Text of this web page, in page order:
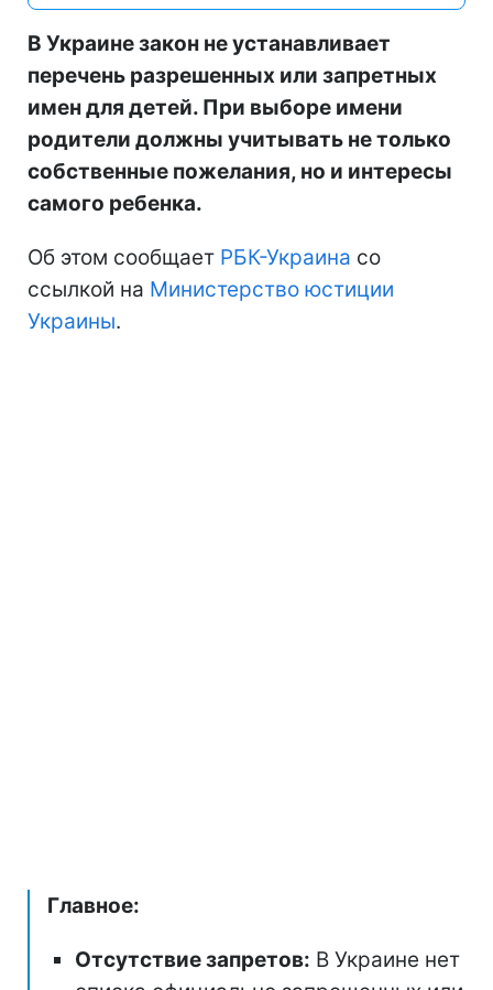
В Украине закон не устанавливает
перечень разрешенных или запретных
имен для детей. При выборе имени
родители должны учитывать не только
собственные пожелания, но и интересы
самого ребенка.
Об этом сообщает РБК-Украина со
ссылкой на Министерство юстиции
Украины.
Главное:
Отсутствие запретов: В Украине нет